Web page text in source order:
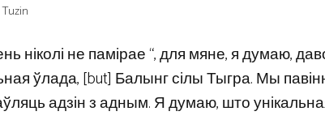
не памірае “, для мяне, я думаю,
ўлада, [but] Балынг сілы Тыгра. Мы
адзін з адным. Я думаю, што